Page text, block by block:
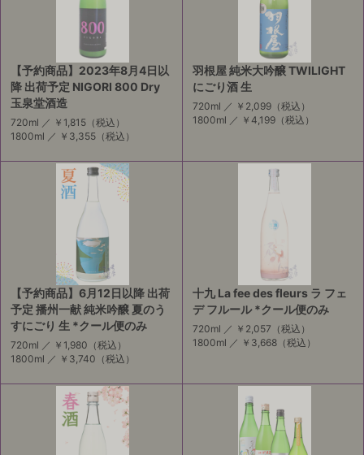
【予約商品】2023年8月4日以
降 出荷予定 NIGORI 800 Dry
玉泉堂酒造
720ml ／ ￥1,815 （税込）
1800ml ／ ￥3,355 （税込）
羽根屋 純米大吟醸 TWILIGHT
にごり酒 生
720ml ／ ￥2,099（税込）
1800ml ／ ￥4,199（税込）
【予約商品】6月12日以降 出荷
予定 播州一献 純米吟醸 夏のう
すにごり 生 *クール便のみ
720ml ／ ￥1,980 （税込）
1800ml ／ ￥3,740 （税込）
十九 La fee des fleurs ラ フェ
デ フルール *クール便のみ
720ml ／ ￥2,057 （税込）
1800ml ／ ￥3,668（税込）